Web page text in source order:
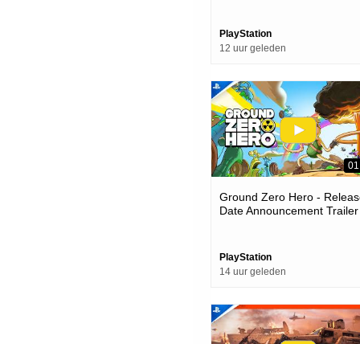
PlayStation
12 uur geleden
Ground Zero Hero -
Date Announcement
PlayStation
14 uur geleden